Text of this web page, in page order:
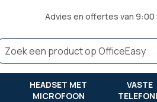
Advies en offertes van
HEADSET MET
MICROFOON
VASTE